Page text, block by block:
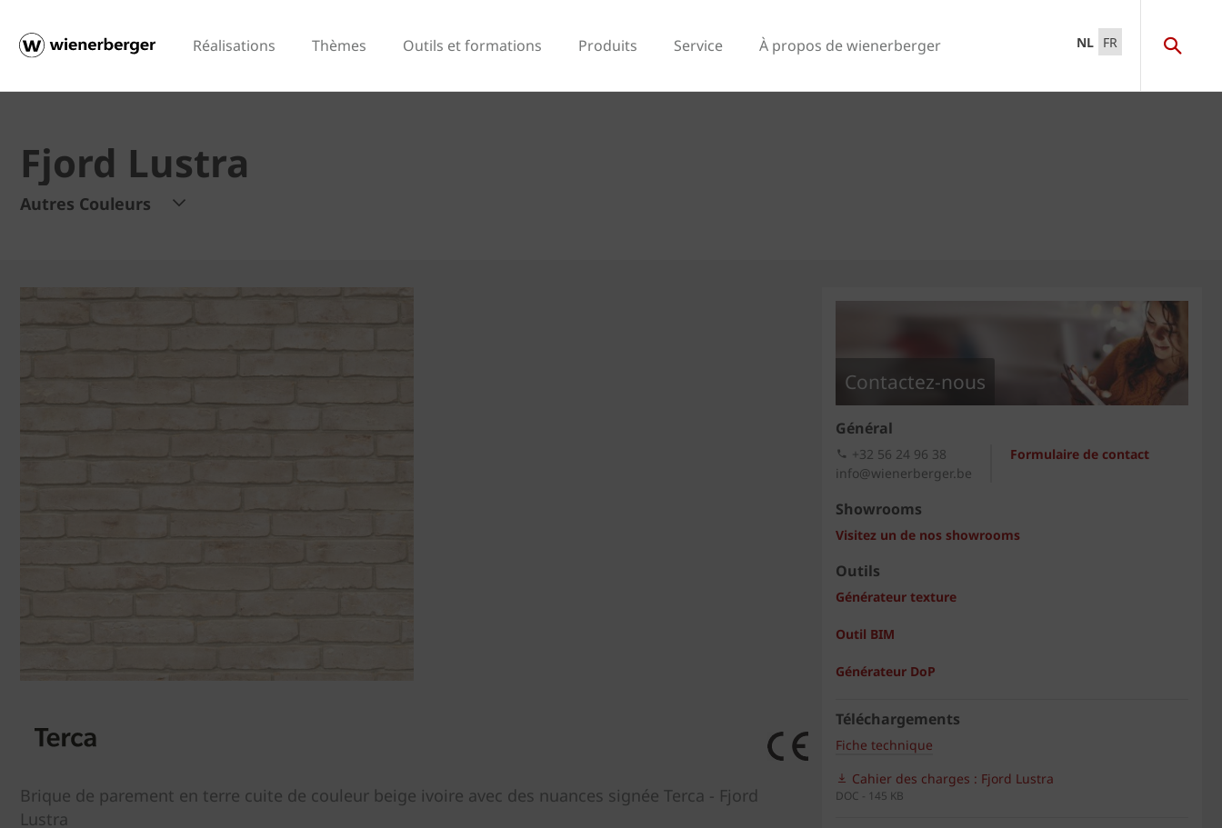
Réalisations Thèmes Outils et formations Produits Service À propos de wienerberger NL FR
Fjord Lustra
Autres Couleurs
Brique de parement en terre cuite de couleur beige ivoire avec des nuances signée Terca - Fjord
Lustra
Contactez-nous
Général
Formulaire de contact
+32 56 24 96 38
info@wienerberger.be
Showrooms
Visitez un de nos showrooms
Outils
Générateur texture
Outil BIM
Générateur DoP
Téléchargements
Fiche technique
Cahier des charges : Fjord Lustra
DOC - 145 KB